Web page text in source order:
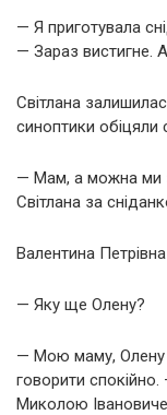
— Я приготувала
— Зараз вистигне.
Світлана
синоптики обіцяли
— Мам, а можна ми
Світлана за
Валентина
— Яку ще Олену?
— Мою маму, Олену
говорити
Миколою